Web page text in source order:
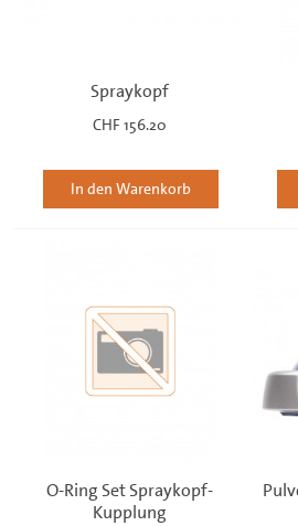
Spraykopf
CHF 156.20
In den Warenkorb
O-Ring Set Spraykopf-
Kupplung